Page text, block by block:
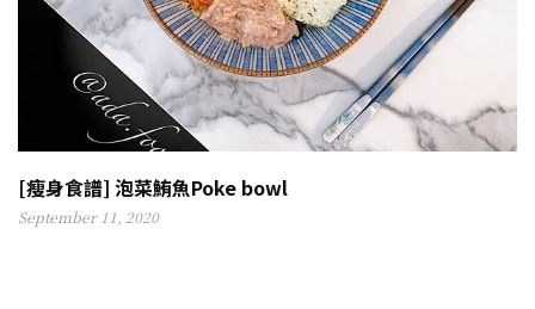
[瘦身食譜] 泡菜鮪魚Poke bowl
September 11, 2020